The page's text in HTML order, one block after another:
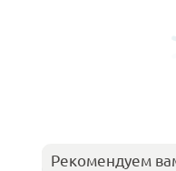
Рекомендуем